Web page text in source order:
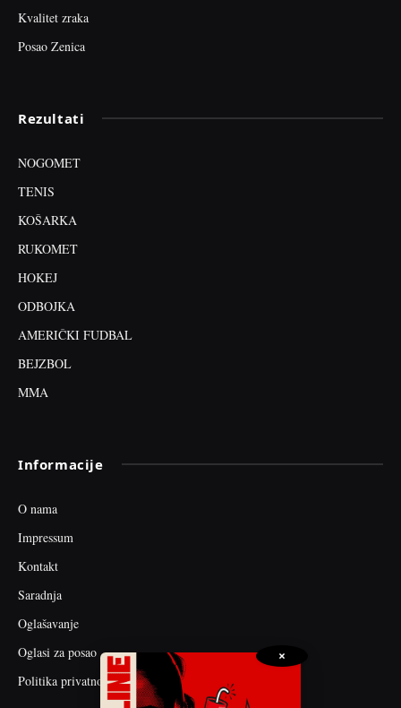
Kvalitet zraka
Posao Zenica
Rezultati
NOGOMET
TENIS
KOŠARKA
RUKOMET
HOKEJ
ODBOJKA
AMERIČKI FUDBAL
BEJZBOL
MMA
Informacije
O nama
Impressum
Kontakt
Saradnja
Oglašavanje
Oglasi za posao
Politika privatnosti
×